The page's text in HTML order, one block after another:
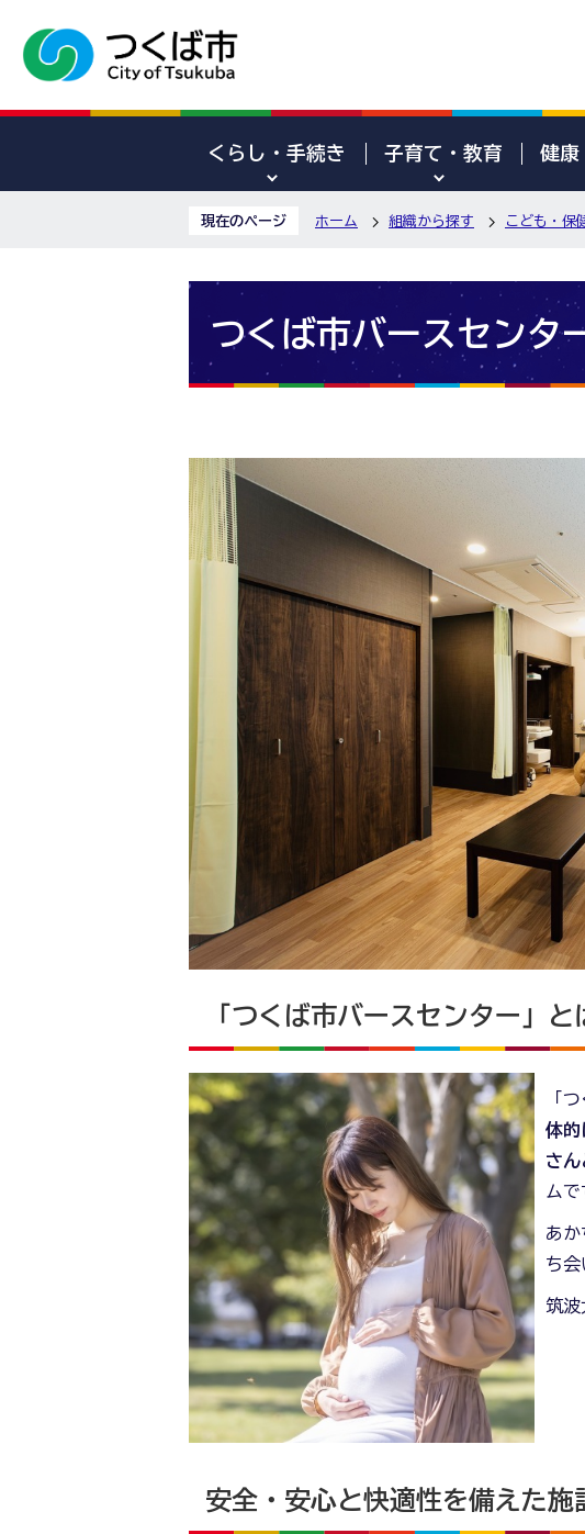
くらし・手続き 子育て・教育 健康
現在のページ ホーム 組織から探す こども・保
つくば市バースセンタ
「つくば市バースセンター」と
「
体的
さん
ムで
あか
ち会
筑波
安全・安心と快適性を備えた施